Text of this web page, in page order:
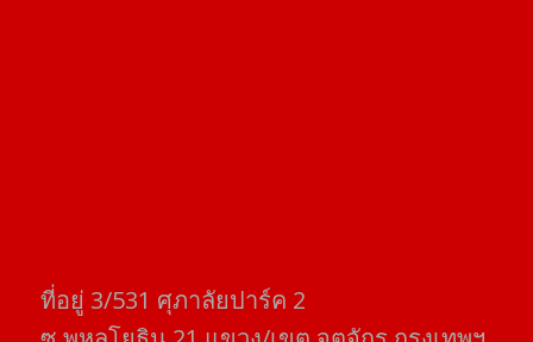
ที่อยู่​ 3/531​ ศุภาลัยปาร์ค​ 2